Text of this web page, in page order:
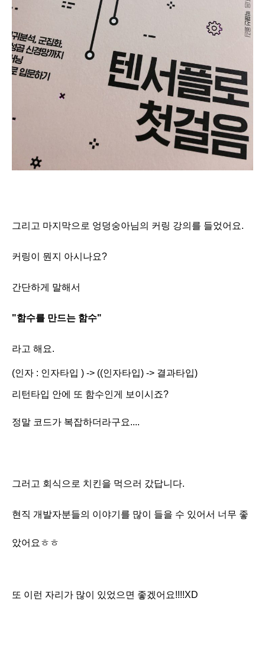
그리고 마지막으로 엉덩숭아님의 커링 강의를 들었어요.
커링이 뭔지 아시나요?
간단하게 말해서
"함수를 만드는 함수"
라고 해요.
(인자 : 인자타입 ) -> ((인자타입) -> 결과타입)
리턴타입 안에 또 함수인게 보이시죠?
정말 코드가 복잡하더라구요....
그러고 회식으로 치킨을 먹으러 갔답니다.
현직 개발자분들의 이야기를 많이 들을 수 있어서 너무 좋
았어요ㅎㅎ
또 이런 자리가 많이 있었으면 좋겠어요!!!!XD